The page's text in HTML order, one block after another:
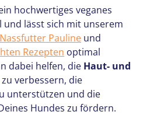
hochwertiges veganes
und lässt sich mit unserem
Nassfutter Pauline und
Rezepten optimal
dabei helfen, die Haut- und
verbessern, die
unterstützen und die
Hundes zu fördern.